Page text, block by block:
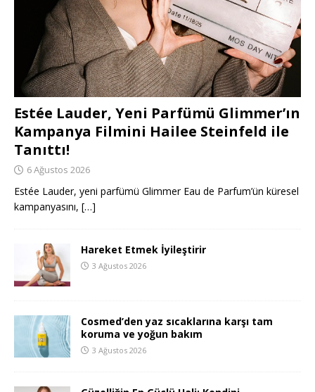
Estée Lauder, Yeni Parfümü Glimmer’ın
Kampanya Filmini Hailee Steinfeld ile
Tanıttı!
6 Ağustos 2026
Estée Lauder, yeni parfümü Glimmer Eau de Parfum’ün küresel
kampanyasını, […]
Hareket Etmek İyileştirir
3 Ağustos 2026
Cosmed’den yaz sıcaklarına karşı tam
koruma ve yoğun bakım
3 Ağustos 2026